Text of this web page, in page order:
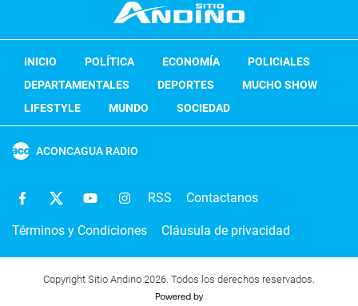
INICIO POLÍTICA ECONOMÍA
POLICIALES
DEPARTAMENTALES
DEPORTES
MUCHO SHOW
LIFESTYLE
MUNDO SOCIEDAD
ACONCAGUA RADIO
RSS Contactanos
Términos y Condiciones Cláusula de privacidad
Copyright Sitio Andino 2026. Todos los derechos reservados.